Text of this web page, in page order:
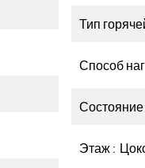
Тип
Способ
Состояние
Этаж